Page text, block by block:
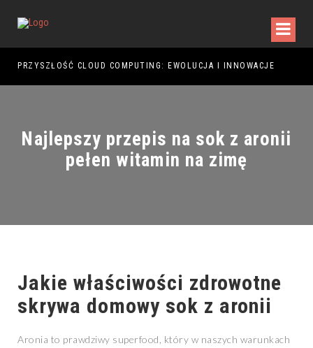
PRZYSZŁOŚĆ CLOUD COMPUTING: EWOLUCJA I INNOWACJE
Najlepszy przepis na sok z aronii
pełen witamin na zimę
Jakie właściwości zdrowotne
skrywa domowy sok z aronii
Aronia to prawdziwy superfood, który w naszych warunkach